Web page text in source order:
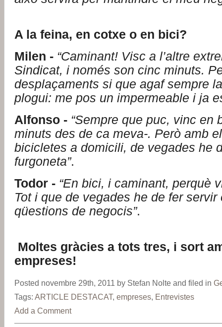
A la feina, en cotxe o en bici?
Milen - “Caminant! Visc a l’altre
Sindicat, i només son cinc minuts.
desplaçaments si que agaf sempre
plogui: me pos un impermeable i ja
Alfonso - “Sempre que puc, vinc en
minuts des de ca meva-. Però amb
bicicletes a domicili, de vegades he
furgoneta”.
Todor - “En bici, i caminant, perquè
Tot i que de vegades he de fer servir
qüestions de negocis”.
Moltes gràcies a tots tres, i sort
empreses!
Posted novembre 29th, 2011 by Stefan Nolte and filed in
Tags: ARTICLE DESTACAT, empreses, Entrevistes
Add a Comment